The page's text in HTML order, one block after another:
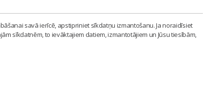
savā ierīcē, apstipriniet sīkdatņu izmantošanu. Ja noraidīsiet
sīkdatnēm, to ievāktajiem datiem, izmantotājiem un Jūsu tiesībām,